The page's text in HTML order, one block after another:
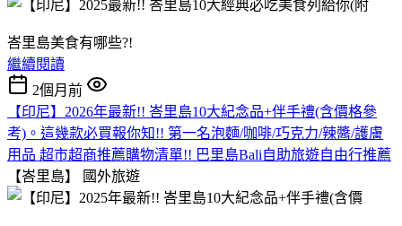
峇里島美食有哪些?!
繼續閱讀
2個月前
【印尼】2026年最新!! 峇里島10大紀念品+伴手禮(含價格參
考)。這幾款必買報你知!! 第一名泡麵/咖啡/巧克力/辣醬/護膚
用品 超市超商推薦購物清單!! 巴里島Bali自助旅遊自由行推薦
【峇里島】
國外旅遊